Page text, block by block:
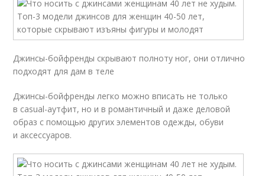
Джинсы-бойфренды скрывают полноту ног, они отлично
подходят для дам в теле
Джинсы-бойфренды легко можно вписать не только
в casual-аутфит, но и в романтичный и даже деловой
образ с помощью других элементов одежды, обуви
и аксессуаров.